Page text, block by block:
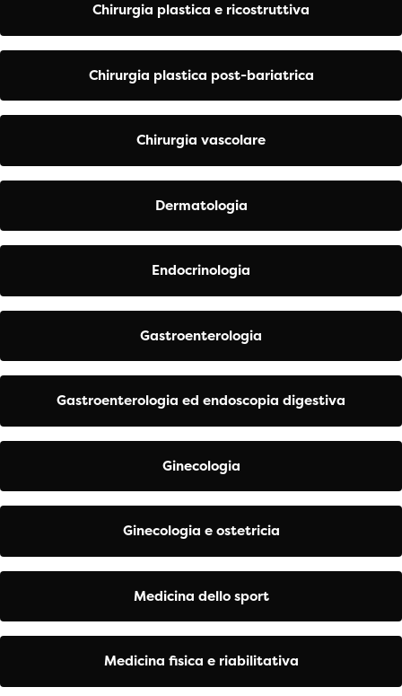
Chirurgia plastica e ricostruttiva
Chirurgia plastica post-bariatrica
Chirurgia vascolare
Dermatologia
Endocrinologia
Gastroenterologia
Gastroenterologia ed endoscopia digestiva
Ginecologia
Ginecologia e ostetricia
Medicina dello sport
Medicina fisica e riabilitativa